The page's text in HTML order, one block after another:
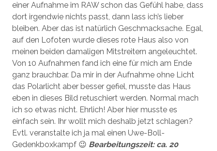
einer Aufnahme im RAW schon das Gefühl habe, dass
dort irgendwie nichts passt, dann lass ich’s lieber
bleiben. Aber das ist natürlich Geschmacksache. Egal,
auf den Lofoten wurde dieses rote Haus also von
meinen beiden damaligen Mitstreitern angeleuchtet.
Von 10 Aufnahmen fand ich eine für mich am Ende
ganz brauchbar. Da mir in der Aufnahme ohne Licht
das Polarlicht aber besser gefiel, musste das Haus
eben in dieses Bild retuschiert werden. Normal mach
ich so etwas nicht. Ehrlich! Aber hier musste es
einfach sein. Ihr wollt mich deshalb jetzt schlagen?
Evtl. veranstalte ich ja mal einen Uwe-Boll-
Gedenkboxkampf 😉 Bearbeitungszeit: ca. 20